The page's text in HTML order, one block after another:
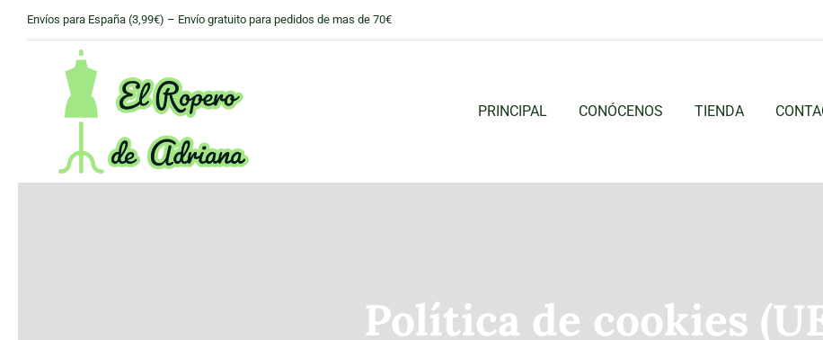
Envíos para España (3,99€) – Envío gratuito para pedidos de mas de 70€
PRINCIPAL CONÓCENOS TIENDA
Política de cookies